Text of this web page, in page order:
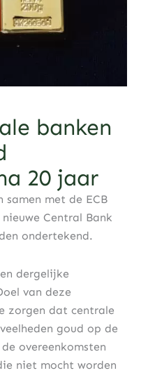
banken
20 jaar
samen met de ECB
Central Bank
ondertekend.
dergelijke
van deze
zorgen dat centrale
goud op de
overeenkomsten
niet mocht worden